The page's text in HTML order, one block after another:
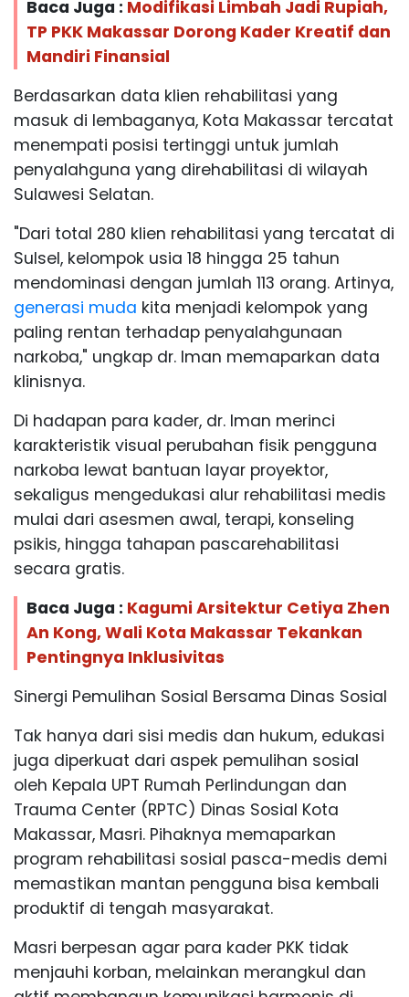
Baca Juga : Modifikasi Limbah Jadi Rupiah,
TP PKK Makassar Dorong Kader Kreatif dan
Mandiri Finansial
Berdasarkan data klien rehabilitasi yang
masuk di lembaganya, Kota Makassar tercatat
menempati posisi tertinggi untuk jumlah
penyalahguna yang direhabilitasi di wilayah
Sulawesi Selatan.
"Dari total 280 klien rehabilitasi yang tercatat di
Sulsel, kelompok usia 18 hingga 25 tahun
mendominasi dengan jumlah 113 orang. Artinya,
generasi muda kita menjadi kelompok yang
paling rentan terhadap penyalahgunaan
narkoba," ungkap dr. Iman memaparkan data
klinisnya.
Di hadapan para kader, dr. Iman merinci
karakteristik visual perubahan fisik pengguna
narkoba lewat bantuan layar proyektor,
sekaligus mengedukasi alur rehabilitasi medis
mulai dari asesmen awal, terapi, konseling
psikis, hingga tahapan pascarehabilitasi
secara gratis.
Baca Juga : Kagumi Arsitektur Cetiya Zhen
An Kong, Wali Kota Makassar Tekankan
Pentingnya Inklusivitas
Sinergi Pemulihan Sosial Bersama Dinas Sosial
Tak hanya dari sisi medis dan hukum, edukasi
juga diperkuat dari aspek pemulihan sosial
oleh Kepala UPT Rumah Perlindungan dan
Trauma Center (RPTC) Dinas Sosial Kota
Makassar, Masri. Pihaknya memaparkan
program rehabilitasi sosial pasca-medis demi
memastikan mantan pengguna bisa kembali
produktif di tengah masyarakat.
Masri berpesan agar para kader PKK tidak
menjauhi korban, melainkan merangkul dan